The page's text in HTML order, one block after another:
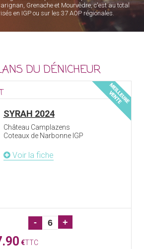
Grenache et Mourvèdre, c'est au total
en IGP ou sur les 37 AOP régionales.
DU DÉNICHEUR
SYRAH 2024
Château Camplazens
Coteaux de Narbonne IGP
Voir la fiche
- +
€TTC